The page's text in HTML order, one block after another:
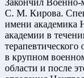
Закончил
С. М. Кирова.
имени академика
академии в
терапевтического
в крупном
области и после